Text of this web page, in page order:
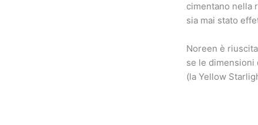
cimentano nella
sia mai stato
Noreen è
se le dimensioni
(la Yellow